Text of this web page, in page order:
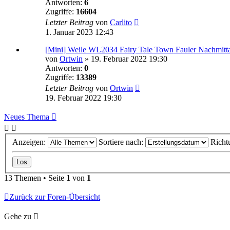
Antworten: 6
Zugriffe: 16604
Letzter Beitrag von Carlito
1. Januar 2023 12:43
[Mini] Weile WL2034 Fairy Tale Town Fauler
von Ortwin » 19. Februar 2022 19:30
Antworten: 0
Zugriffe: 13389
Letzter Beitrag von Ortwin
19. Februar 2022 19:30
Neues Thema
Anzeigen: Sortiere nach:
13 Themen • Seite 1 von 1
Zurück zur Foren-Übersicht
Gehe zu